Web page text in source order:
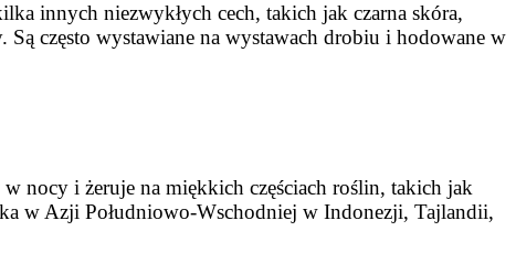
innych niezwykłych cech, takich jak czarna skóra,
często wystawiane na wystawach drobiu i hodowane w
nocy i żeruje na miękkich częściach roślin, takich jak
w Azji Południowo-Wschodniej w Indonezji, Tajlandii,